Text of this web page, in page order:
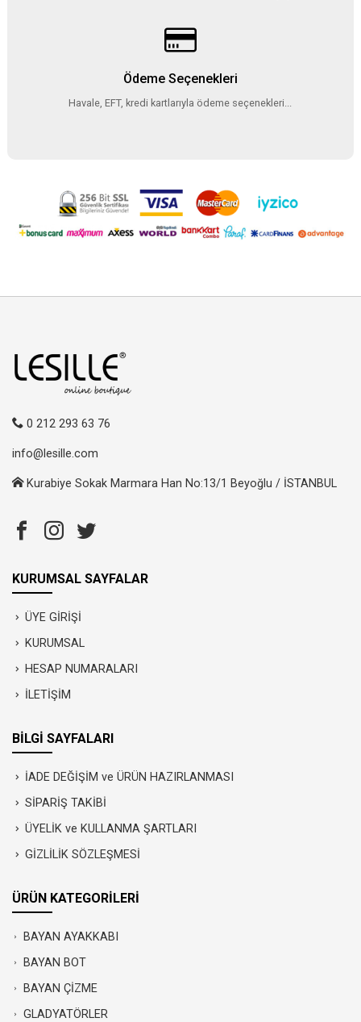
Ödeme Seçenekleri
Havale, EFT, kredi kartlarıyla ödeme seçenekleri...
0 212 293 63 76
info@lesille.com
Kurabiye Sokak Marmara Han No:13/1 Beyoğlu / İSTANBUL
KURUMSAL SAYFALAR
ÜYE GİRİŞİ
KURUMSAL
HESAP NUMARALARI
İLETİŞİM
BİLGİ SAYFALARI
İADE DEĞİŞİM ve ÜRÜN HAZIRLANMASI
SİPARİŞ TAKİBİ
ÜYELİK ve KULLANMA ŞARTLARI
GİZLİLİK SÖZLEŞMESİ
ÜRÜN KATEGORİLERİ
BAYAN AYAKKABI
BAYAN BOT
BAYAN ÇİZME
GLADYATÖRLER